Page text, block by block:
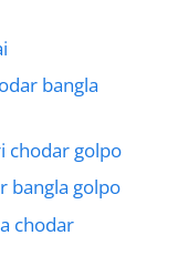
bangla
chodar golpo
bangla golpo
chodar